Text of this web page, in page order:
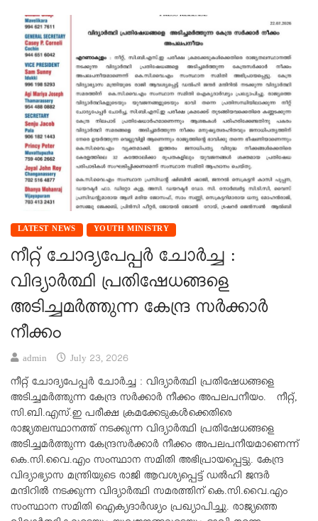
LATEST NEWS YOUTH MINISTRY
നീറ്റ് ചോദ്യപേപ്പർ ചോർച്ച :
വിദ്യാർത്ഥി പ്രതിഷേധങ്ങളെ
അടിച്ചമർത്തുന്ന കേന്ദ്ര സർക്കാർ
നീക്കം
admin July 23, 2026
നീറ്റ് ചോദ്യപേപ്പർ ചോർച്ച : വിദ്യാർത്ഥി പ്രതിഷേധങ്ങളെ
അടിച്ചമർത്തുന്ന കേന്ദ്ര സർക്കാർ നീക്കം അപലപനീയം. നീറ്റ്,
സി.ബി.എസ്.ഇ പരീക്ഷ ക്രമക്കേടുകൾക്കെതിരെ
രാജ്യതലസ്ഥാനത്ത് നടക്കുന്ന വിദ്യാർത്ഥി പ്രതിഷേധങ്ങളെ
അടിച്ചമർത്തുന്ന കേന്ദ്രസർക്കാർ നീക്കം അപലപനീയമാണെന്ന്
കെ.സി.വൈ.എം സംസ്ഥാന സമിതി അഭിപ്രായപ്പെട്ടു. കേന്ദ്ര
വിദ്യാഭ്യാസ മന്ത്രിയുടെ രാജി ആവശ്യപ്പെട്ട് ഡൽഹി ജന്ദർ
മന്ദിറിൽ നടക്കുന്ന വിദ്യാർത്ഥി സമരത്തിന് കെ.സി.വൈ.എം
സംസ്ഥാന സമിതി ഐക്യദാർഢ്യം പ്രഖ്യാപിച്ചു. രാജ്യത്തെ